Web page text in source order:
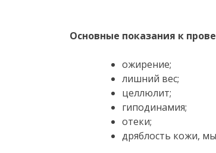
Основные показания к
ожирение;
лишний вес;
целлюлит;
гиподинамия;
отеки;
дряблость кожи,